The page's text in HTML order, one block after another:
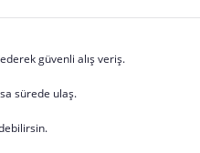
güvenli alış veriş.
sürede ulaş.